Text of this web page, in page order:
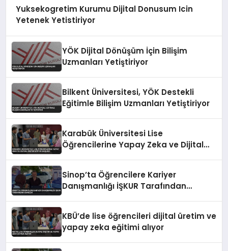
Yuksekogretim Kurumu Dijital Donusum Icin
Yetenek Yetistiriyor
YÖK Dijital Dönüşüm İçin Bilişim
Uzmanları Yetiştiriyor
Bilkent Üniversitesi, YÖK Destekli
Eğitimle Bilişim Uzmanları Yetiştiriyor
Karabük Üniversitesi Lise
Öğrencilerine Yapay Zeka ve Dijital
Sinop’ta Öğrencilere Kariyer
Danışmanlığı İŞKUR Tarafından
KBÜ’de lise öğrencileri dijital üretim ve
yapay zeka eğitimi alıyor